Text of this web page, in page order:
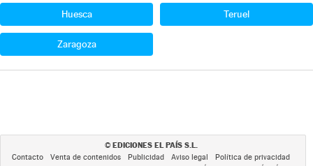
Huesca Teruel
Zaragoza
© EDICIONES EL PAÍS S.L.
Contacto Venta de contenidos Publicidad Aviso legal
Política de privacidad